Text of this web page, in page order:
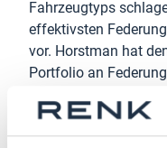
Fahrzeugtyps
effektivsten
vor. Horstman hat
Portfolio an
verfügen,
anzupassen.